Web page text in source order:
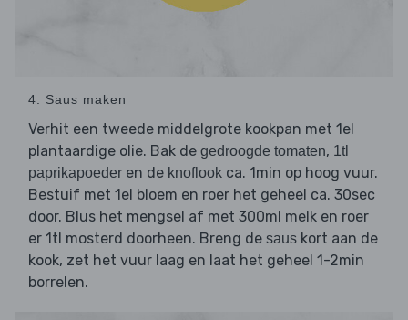
4. Saus maken
Verhit een tweede middelgrote kookpan met 1el
plantaardige olie. Bak de gedroogde tomaten, 1tl
paprikapoeder en de knoflook ca. 1min op hoog vuur.
Bestuif met 1el bloem en roer het geheel ca. 30sec
door. Blus het mengsel af met 300ml melk en roer
er 1tl mosterd doorheen. Breng de saus kort aan de
kook, zet het vuur laag en laat het geheel 1-2min
borrelen.